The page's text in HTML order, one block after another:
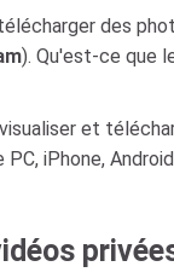
des
). Qu'est-ce que
et
iPhone,